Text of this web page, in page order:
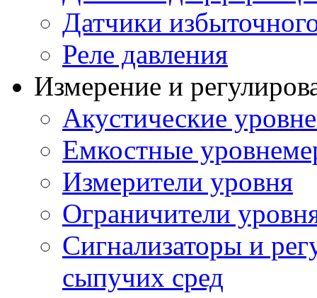
Датчики
Реле давления
Измерение и
Акустические
Емкостные
Измерители уровня
Ограничители
Сигнализаторы и
сыпучих сред